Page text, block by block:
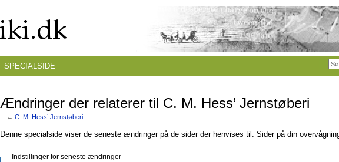
Ændringer der relaterer til C. M. Hess’ Jernstøberi
← C. M. Hess’ Jernstøberi
Denne specialside viser de seneste ændringer på de sider der henvises til. Sider på din
Indstillinger for seneste ændringer
SPECIALSIDE